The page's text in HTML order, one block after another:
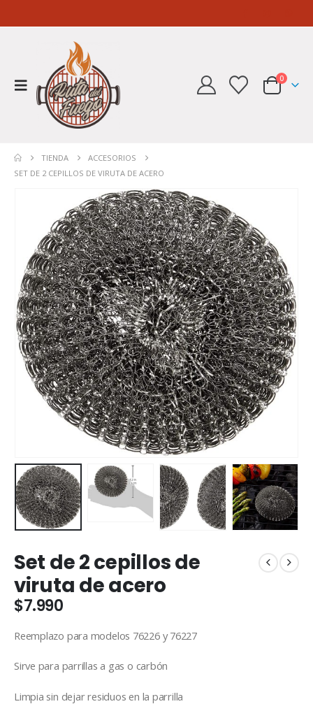
0
TIENDA
ACCESORIOS
SET DE 2 CEPILLOS DE VIRUTA DE ACERO
Set de 2 cepillos de
viruta de acero
$7.990
Reemplazo para modelos 76226 y 76227
Sirve para parrillas a gas o carbón
Limpia sin dejar residuos en la parrilla